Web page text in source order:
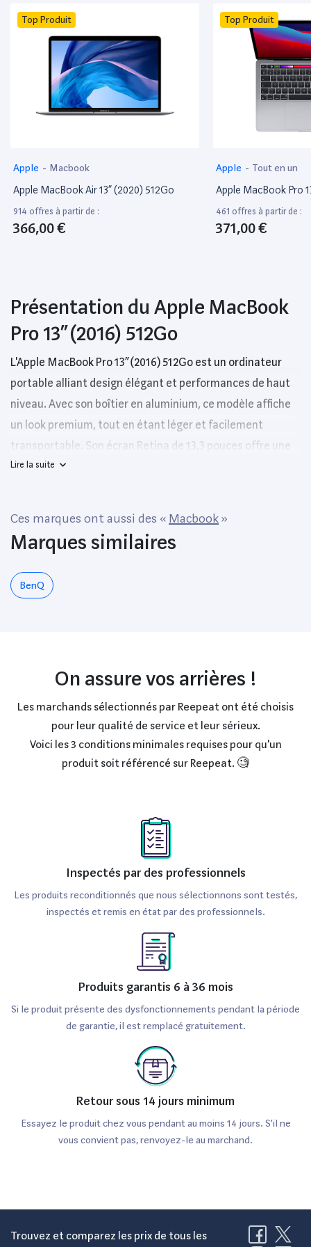
Top Produit
Apple - Macbook
Apple MacBook Air 13” (2020) 512Go
914 offres à partir de :
366,00 €
Top Produit
Apple - Tout en un
Apple MacBook Pro
461 offres à partir de :
371,00 €
Présentation du Apple MacBook
Pro 13” (2016) 512Go
L'Apple MacBook Pro 13” (2016) 512Go est un ordinateur
portable alliant design élégant et performances de haut
niveau. Avec son boîtier en aluminium, ce modèle affiche
un look premium, tout en étant léger et facilement
transportable. Son écran Retina de 13,3 pouces offre une
résolution impressionnante de 2560 x 1600 pixels,
visionnage de films.
intègre un processeur Intel Core i5, qui assure une
réactivité et une fluidité optimales pour le multitâche.
Le stockage SSD de 512 Go est un atout considérable,
permettant un accès rapide aux fichiers et une
installation agile des logiciels.
En matière d'appareil photo, le MacBook Pro est équipé
de ce modèle promet jusqu'à 10 heures d'autonomie, ce
qui est idéal pour une utilisation prolongée sans avoir
besoin de recharge. Il fonctionne sous macOS Sierra, un
l'expérience utilisateur avec une multitude de
Sur le plan de la connectivité, le MacBook Pro 13” (2016)
propose quatre ports Thunderbolt 3 (USB-C), offrant une
de dispositifs de stockage. Ce modèle se distingue
également de son prédécesseur, le MacBook Pro 13”
(2015), par son design plus fin et léger, ainsi que par des
performances accrues grâce aux nouveaux processeurs
et à la technologie Thunderbolt 3.
Pourquoi acheter un Apple
Opter pour un Apple MacBook Pro 13” (2016) reconditionné
représente un excellent choix pour les utilisateurs à la
Lire la suite
Ces marques ont aussi des « Macbook»
Marques similaires
BenQ
On assure vos arrières !
Les marchands sélectionnés par Reepeat ont été choisis
pour leur qualité de service et leur sérieux.
Voici les 3 conditions minimales requises pour qu'un
produit soit référencé sur Reepeat. 🧐
Inspectés par des professionnels
Les produits reconditionnés que nous sélectionnons sont testés,
inspectés et remis en état par des professionnels.
Produits garantis 6 à 36 mois
Si le produit présente des dysfonctionnements pendant la période
de garantie, il est remplacé gratuitement.
Retour sous 14 jours minimum
Essayez le produit chez vous pendant au moins 14 jours. S'il ne
vous convient pas, renvoyez-le au marchand.
Trouvez et comparez les prix de tous les